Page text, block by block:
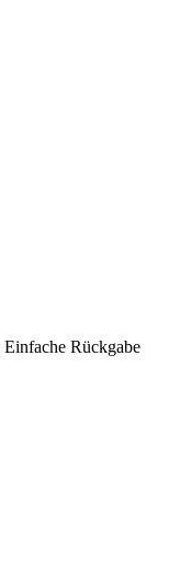
Einfache Rückgabe